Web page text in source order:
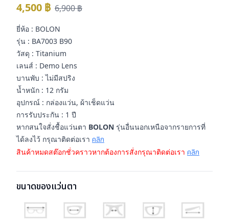
4,500 ฿ 6,900฿
ยี่ห้อ : BOLON
รุ่น : BA7003 B90
วัสดุ : Titanium
เลนส์ : Demo Lens
บานพับ : ไม่มีสปริง
น้ำหนัก : 12 กรัม
อุปกรณ์ : กล่องแว่น, ผ้าเช็ดแว่น
การรับประกัน : 1 ปี
หากสนใจสั่งชื้อแว่นตา BOLON รุ่นอื่นนอกเหนือจากรายการที่
ได้ลงไว้ กรุณาติดต่อเรา คลิก
สินค้าหมดสต๊อกชั่วคราวหากต้องการสั่งกรุณาติดต่อเรา คลิก
ขนาดของแว่นตา